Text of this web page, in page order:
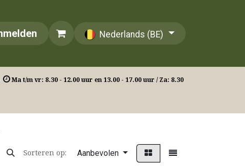
Nederlands (BE)
Ma t/m vr: 8.30 - 12.00 uur en 13.00 - 17.00 uur / Za: 8.30
Sorteren op: Aanbevolen